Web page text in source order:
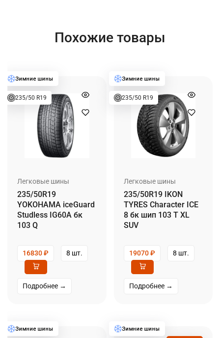
Похожие товары
235/50 R19
Легковые шины
235/50R19
YOKOHAMA iceGuard
Studless IG60A бк
103 Q
16830₽ 8 шт.
Подробнее →
235/50 R19
Легковые шины
235/50R19 IKON
TYRES Character ICE
8 бк шип 103 T XL
SUV
19070₽ 8 шт.
Подробнее →